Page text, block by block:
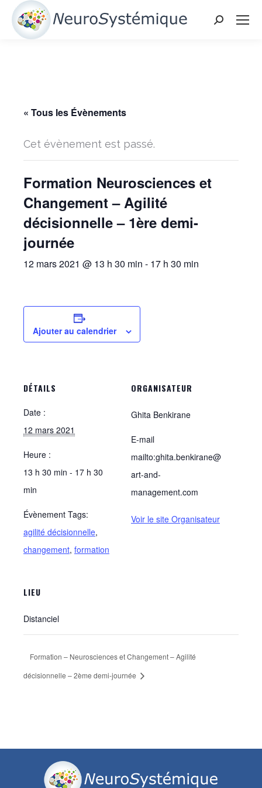
Search:
« Tous les Évènements
Cet évènement est passé.
Formation Neurosciences et
Changement – Agilité
décisionnelle – 1ère demi-
journée
12 mars 2021 @ 13 h 30 min - 17 h 30 min
Ajouter au calendrier
DÉTAILS
Date :
12 mars 2021
Heure :
13 h 30 min - 17 h 30
min
Évènement Tags:
agilité décisionnelle,
changement, formation
ORGANISATEUR
Ghita Benkirane
E-mail
mailto:ghita.benkirane@
art-and-
management.com
Voir le site Organisateur
LIEU
Distanciel
Formation – Neurosciences et Changement – Agilité
décisionnelle – 2ème demi-journée